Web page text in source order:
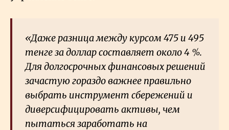
«Даже разница между курсом 475 и 495
тенге за доллар составляет около 4 %.
Для долгосрочных финансовых решений
зачастую гораздо важнее правильно
выбрать инструмент сбережений и
диверсифицировать активы, чем
пытаться заработать на